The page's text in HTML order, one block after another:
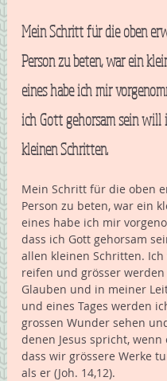
Mein Schritt für die oben
Person zu beten, war ein
eines habe ich mir
ich Gott gehorsam sein will
kleinen Schritten.
Mein Schritt für die oben
Person zu beten, war ein
eines habe ich mir
dass ich Gott gehorsam
allen kleinen Schritten. Ich
reifen und grösser werden
Glauben und in meiner
und eines Tages werden
grossen Wunder sehen
denen Jesus spricht, wenn
dass wir grössere Werke
als er (Joh. 14,12).